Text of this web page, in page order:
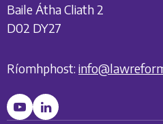
Baile Átha Cliath 2
D02 DY27
Ríomhphost: